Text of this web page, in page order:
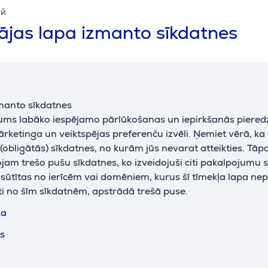
lapa izmanto sīkdatnes
sīkdatnes
labāko iespējamo pārlūkošanas un iepirkšanās
un veiktspējas preferenču izvēli. Ņemiet vērā,
sīkdatnes, no kurām jūs nevarat atteikties.
trešo pušu sīkdatnes, ko izveidojuši citi pakalpojumu
sūtītas no ierīcēm vai domēniem, kurus šī tīmekļa lapa
no šīm sīkdatnēm, apstrādā trešā puse.
piemērots visiem
krāsa
ražotājs
Tefal
var apskatīt tikai tad, ja piekrītat mūsu veiktspējas